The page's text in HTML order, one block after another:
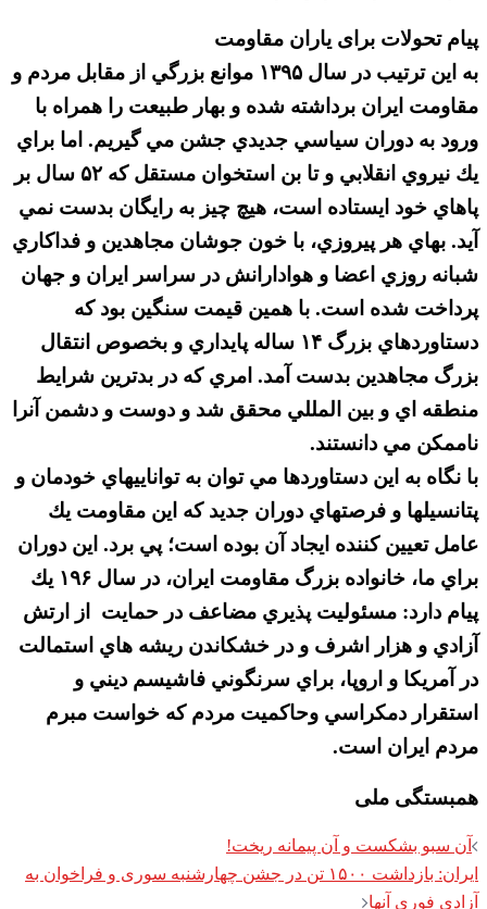
پیام تحولات برای یاران مقاومت
به اين ترتيب در سال ۱۳۹۵ موانع بزرگي از مقابل مردم و
مقاومت ايران برداشته شده و بهار طبيعت را همراه با
ورود به دوران سياسي جديدي جشن مي گيريم. اما براي
يك نيروي انقلابي و تا بن استخوان مستقل كه ۵۲ سال بر
پاهاي خود ايستاده است، هيچ چيز به رايگان بدست نمي
آيد. بهاي هر پيروزي، با خون جوشان مجاهدين و فداكاري
شبانه روزي اعضا و هوادارانش در سراسر ايران و جهان
پرداخت شده است. با همين قيمت سنگين بود كه
دستاوردهاي بزرگ ۱۴ ساله پايداري و بخصوص انتقال
بزرگ مجاهدين بدست آمد. امري كه در بدترين شرايط
منطقه اي و بين المللي محقق شد و دوست و دشمن آنرا
ناممكن مي دانستند.
با نگاه به اين دستاوردها مي توان به تواناييهاي خودمان و
پتانسيلها و فرصتهاي دوران جديد كه اين مقاومت يك
عامل تعيين كننده ايجاد آن بوده است؛ پي برد. اين دوران
براي ما، خانواده بزرگ مقاومت ايران، در سال ۱۹۶ يك
پيام دارد: مسئوليت پذيري مضاعف در حمایت از ارتش
آزادي و هزار اشرف و در خشكاندن ريشه هاي استمالت
در آمريكا و اروپا، براي سرنگوني فاشيسم ديني و
استقرار دمكراسي وحاكميت مردم كه خواست مبرم
مردم ايران است.
همبستگی ملی
Post
navigation
آن سبو بشکست و آن پیمانه ریخت!
ایران: بازداشت ۱۵۰۰ تن در جشن چهارشنبه سوری و فراخوان به
آزادی فوری آنها